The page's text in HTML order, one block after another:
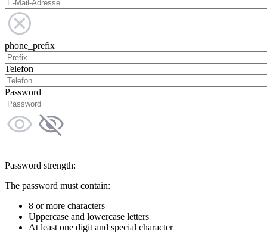
phone_prefix
Telefon
Password
Password strength:
The password must contain:
8 or more characters
Uppercase and lowercase letters
At least one digit and special character